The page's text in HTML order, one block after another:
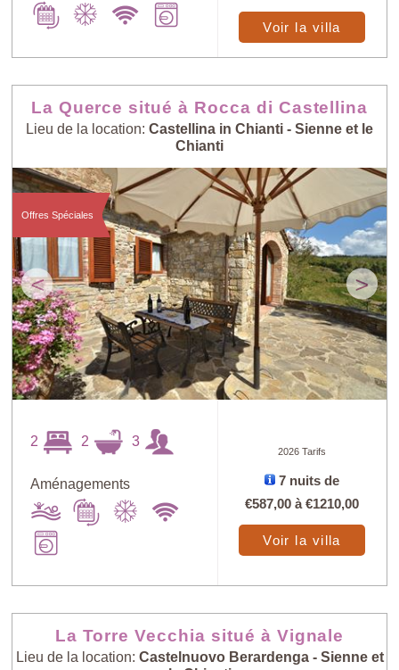
Voir la villa
La Querce situé à Rocca di Castellina
Lieu de la location: Castellina in Chianti - Sienne et le
Chianti
< >
Offres Spéciales
2 2 3
Aménagements
2026 Tarifs
7 nuits de
€587,00 à€1210,00
Voir la villa
La Torre Vecchia situé à Vignale
Lieu de la location: Castelnuovo Berardenga - Sienne et